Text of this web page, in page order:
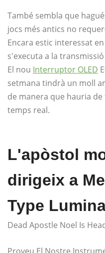
També sembla que
jocs més antics no
Encara estic interessat
s'executa a la
El nou Interruptor OLED
setmana tindrà un moll
de manera que hauria
temps real.
L'apòstol
dirigeix ​​a
Type
Dead Apostle Noel Is